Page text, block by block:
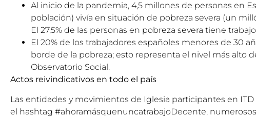
Al inicio de la pandemia, 4,5 millones de personas en
población) vivía en situación de pobreza severa (un
El 27,5% de las personas en pobreza severa tiene
El 20% de los trabajadores españoles menores de 30
borde de la pobreza; esto representa el nivel más alto
Observatorio Social .
Actos reivindicativos en todo el país
Las entidades y movimientos de Iglesia participantes en
el hashtag #ahoramásquenuncatrabajoDecente,